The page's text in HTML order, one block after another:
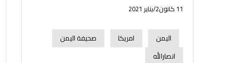
11 كانون2/يناير 2021
اليمن امريكا
صحيفة اليمن
انصارالله